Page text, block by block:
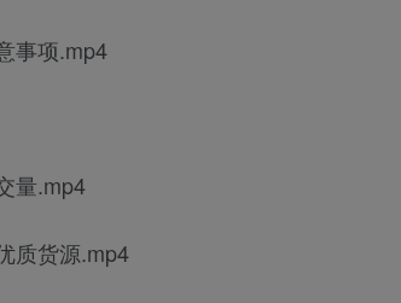
事项.mp4
量.mp4
质货源.mp4